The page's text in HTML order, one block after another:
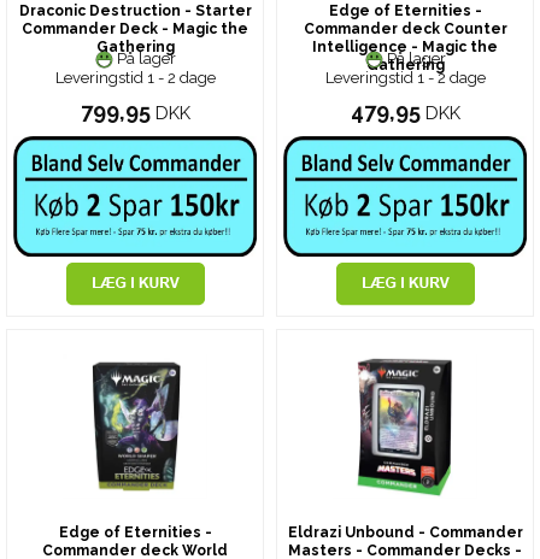
Draconic Destruction - Starter
Commander Deck - Magic the
Gathering
På lager
Leveringstid 1 - 2 dage
799,95 DKK
Edge of Eternities -
Commander deck Counter
Intelligence - Magic the
Gathering
På lager
Leveringstid 1 - 2 dage
479,95 DKK
Edge of Eternities -
Commander deck World
Eldrazi Unbound - Commander
Masters - Commander Decks -